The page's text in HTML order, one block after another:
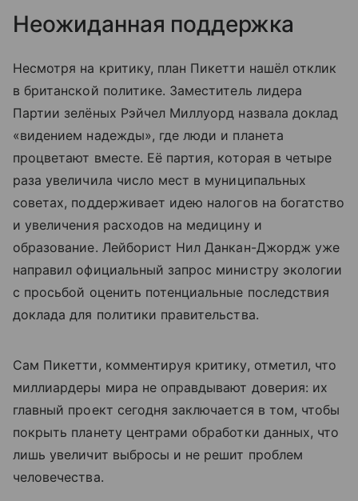
Неожиданная поддержка
Несмотря на критику, план Пикетти нашёл отклик
в британской политике. Заместитель лидера
Партии зелёных Рэйчел Миллуорд назвала доклад
«видением надежды», где люди и планета
процветают вместе. Её партия, которая в четыре
раза увеличила число мест в муниципальных
советах, поддерживает идею налогов на богатство
и увеличения расходов на медицину и
образование. Лейборист Нил Данкан-Джордж уже
направил официальный запрос министру экологии
с просьбой оценить потенциальные последствия
доклада для политики правительства.
Сам Пикетти, комментируя критику, отметил, что
миллиардеры мира не оправдывают доверия: их
главный проект сегодня заключается в том, чтобы
покрыть планету центрами обработки данных, что
лишь увеличит выбросы и не решит проблем
человечества.